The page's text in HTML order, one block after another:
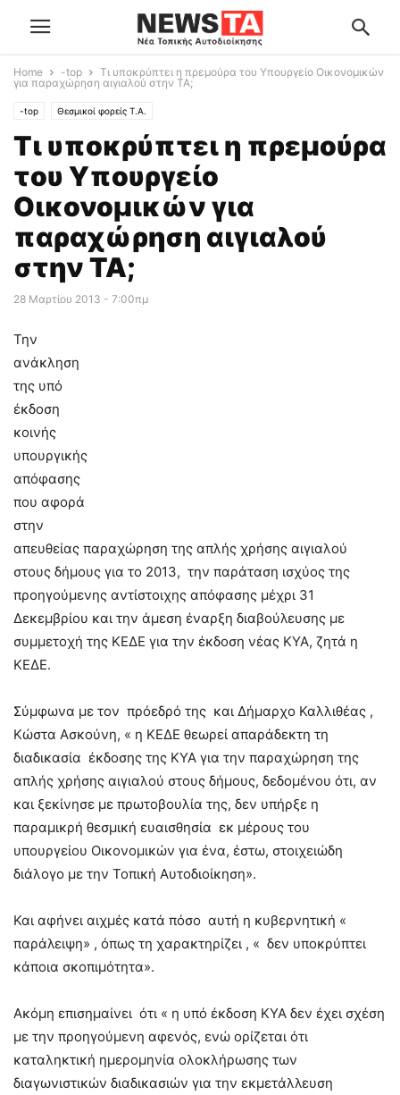
Home -top
Τι υποκρύπτει η πρεμούρα του Υπουργείο Οικονομικών
για παραχώρηση αιγιαλού στην ΤΑ;
-top Θεσμικοί φορείς Τ.Α.
Τι υποκρύπτει η πρεμούρα
του Υπουργείο
Οικονομικών για
παραχώρηση αιγιαλού
στην ΤΑ;
28 Μαρτίου 2013 - 7:00πμ
Την
ανάκληση
της υπό
έκδοση
κοινής
υπουργικής
απόφασης
που αφορά
στην
απευθείας παραχώρηση της απλής χρήσης αιγιαλού
στους δήμους για τo 2013, την παράταση ισχύος της
προηγούμενης αντίστοιχης απόφασης μέχρι 31
Δεκεμβρίου και την άμεση έναρξη διαβούλευσης με
συμμετοχή της ΚΕΔΕ για την έκδοση νέας ΚΥΑ, ζητά η
ΚΕΔΕ.
Σύμφωνα με τον πρόεδρό της και Δήμαρχο Καλλιθέας ,
Κώστα Ασκούνη, « η ΚΕΔΕ θεωρεί απαράδεκτη τη
διαδικασία έκδοσης της ΚΥΑ για την παραχώρηση της
απλής χρήσης αιγιαλού στους δήμους, δεδομένου ότι, αν
και ξεκίνησε με πρωτοβουλία της, δεν υπήρξε η
παραμικρή θεσμική ευαισθησία εκ μέρους του
υπουργείου Οικονομικών για ένα, έστω, στοιχειώδη
διάλογο με την Τοπική Αυτοδιοίκηση».
Και αφήνει αιχμές κατά πόσο αυτή η κυβερνητική «
παράλειψη» , όπως τη χαρακτηρίζει , « δεν υποκρύπτει
κάποια σκοπιμότητα».
Ακόμη επισημαίνει ότι « η υπό έκδοση ΚΥΑ δεν έχει σχέση
με την προηγούμενη αφενός, ενώ ορίζεται ότι
καταληκτική ημερομηνία ολοκλήρωσης των
διαγωνιστικών διαδικασιών για την εκμετάλλευση